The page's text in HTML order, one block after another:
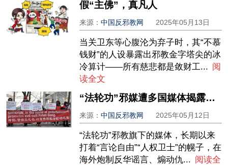
假“主佛”，真凡人
来源：中国反邪教网 2025年05月13日
当关卫东等心腹沦为弃子时，其“不慕
钱财”的人设暴露出邪教金字塔尖的冰
冷算计——所有慈悲都是敛财工... 阅
读全文
“法轮功”邪媒遭多国媒体揭露后的溃败
来源：中国反邪教网 2025年05月12日
“法轮功”邪教旗下的媒体，长期以来
打着“言论自由”“人权卫士”的幌子，在
海外炮制反华谣言、煽动仇... 阅读全